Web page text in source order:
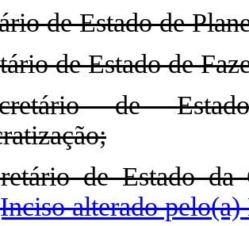
de Estado de
de Estado de
de
de Estado da
alterado